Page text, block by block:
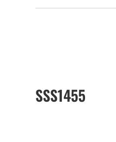
SSS1455